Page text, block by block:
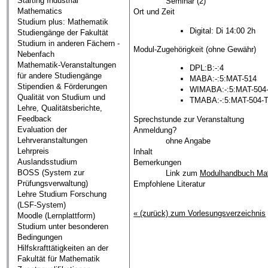
Mathematics
Studium plus: Mathematik
Studiengänge der Fakultät
Studium in anderen Fächern -
Nebenfach
Mathematik-Veranstaltungen
für andere Studiengänge
Stipendien & Förderungen
Qualität von Studium und
Lehre, Qualitätsberichte,
Feedback
Evaluation der
Lehrveranstaltungen
Lehrpreis
Auslandsstudium
BOSS (System zur
Prüfungsverwaltung)
Lehre Studium Forschung
(LSF-System)
Moodle (Lernplattform)
Studium unter besonderen
Bedingungen
Hilfskrafttätigkeiten an der
Fakultät für Mathematik
Ort und Zeit
Digital: Di 14:00 2h
Modul-Zugehörigkeit (ohne Gewähr)
DPL:B:-:4
MABA:-:5:MAT-514
WIMABA:-:5:MAT-
TMABA:-:5:MAT-504-T
Sprechstunde zur Veranstaltung
Anmeldung?
ohne Angabe
Inhalt
Bemerkungen
Link zum Modulhandbuch
Empfohlene Literatur
« (zurück) zum Vorlesungsverzeichnis